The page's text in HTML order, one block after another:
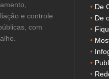
e controle
com
De
De